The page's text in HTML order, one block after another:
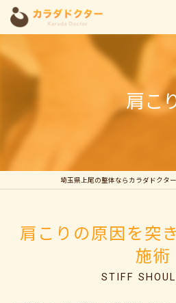
肩こ
埼玉県上尾の整体ならカラダドクタ
肩こりの原因を突
施術
STIFF